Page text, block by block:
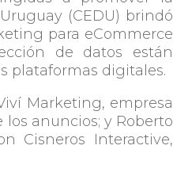
(CEDU) brindó
para eCommerce
de datos están
plataformas digitales.
Marketing, empresa
anuncios; y Roberto
Cisneros Interactive,